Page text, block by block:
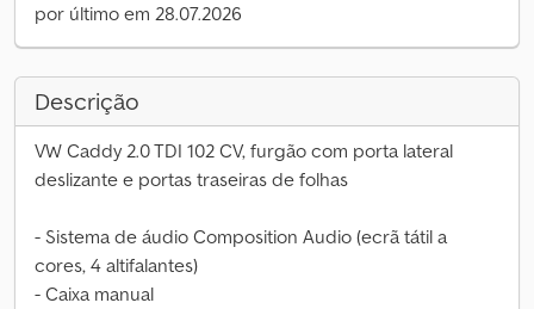
por último em 28.07.2026
Descrição
VW Caddy 2.0 TDI 102 CV, furgão com porta lateral
deslizante e portas traseiras de folhas
- Sistema de áudio Composition Audio (ecrã tátil a
cores, 4 altifalantes)
- Caixa manual